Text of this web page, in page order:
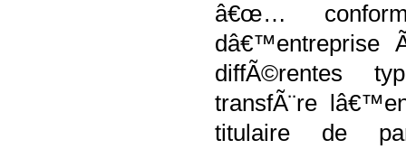
â€œ…
dâ€™entreprise
diffÃ©rentes
transfÃ¨re
titulaire de